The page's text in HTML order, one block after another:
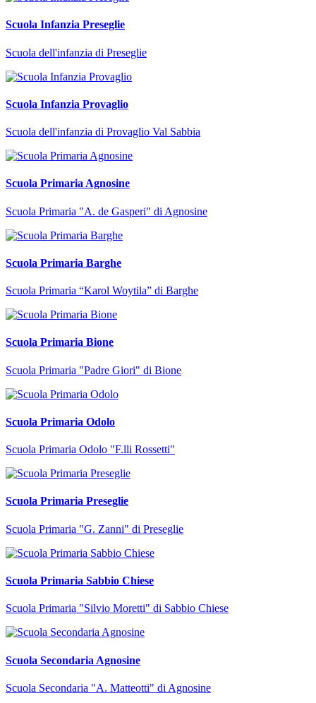
Scuola Infanzia Preseglie
Scuola dell'infanzia di Preseglie
Scuola Infanzia Provaglio
Scuola dell'infanzia di Provaglio Val Sabbia
Scuola Primaria Agnosine
Scuola Primaria "A. de Gasperi" di Agnosine
Scuola Primaria Barghe
Scuola Primaria “Karol Woytila” di Barghe
Scuola Primaria Bione
Scuola Primaria "Padre Giori" di Bione
Scuola Primaria Odolo
Scuola Primaria Odolo "F.lli Rossetti"
Scuola Primaria Preseglie
Scuola Primaria "G. Zanni" di Preseglie
Scuola Primaria Sabbio Chiese
Scuola Primaria "Silvio Moretti" di Sabbio Chiese
Scuola Secondaria Agnosine
Scuola Secondaria "A. Matteotti" di Agnosine